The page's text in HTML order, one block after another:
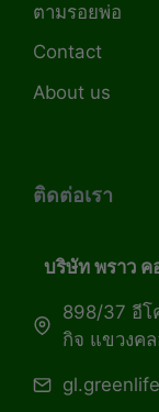
ตามรอยพ่อ
Contact
About us
ติดต่อเรา
บริษัท พราว ค
898/37 อีโ
กิจ แขวงค